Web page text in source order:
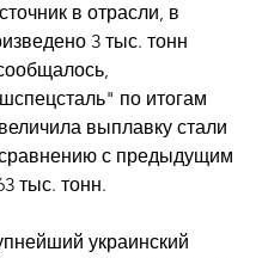
в отрасли, в
3 тыс. тонн
по итогам
выплавку стали
с предыдущим
тыс. тонн.
украинский